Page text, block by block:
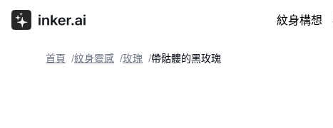
紋身構想
首頁 /紋身靈感 /玫瑰 /帶骷髏的黑玫瑰